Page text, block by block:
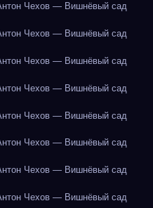
Чехов — Вишнёвый сад
Чехов — Вишнёвый сад
Чехов — Вишнёвый сад
Чехов — Вишнёвый сад
Чехов — Вишнёвый сад
Чехов — Вишнёвый сад
Чехов — Вишнёвый сад
Чехов — Вишнёвый сад